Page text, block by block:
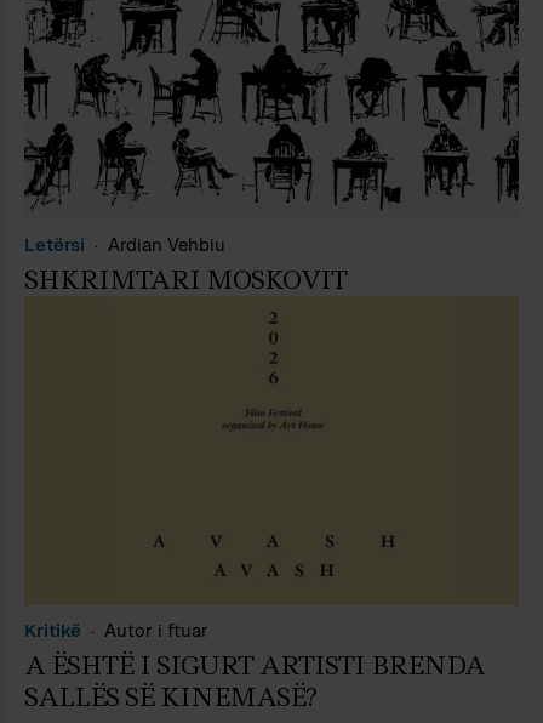
Letërsi Ardian Vehbiu
SHKRIMTARI MOSKOVIT
Kritikë Autor i ftuar
A ËSHTË I SIGURT ARTISTI BRENDA
SALLËS SË KINEMASË?